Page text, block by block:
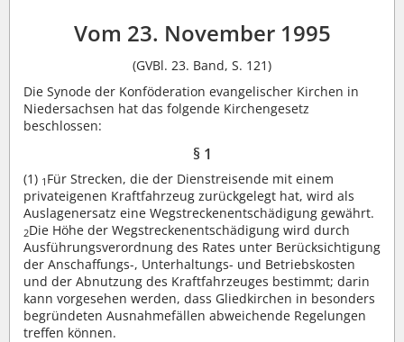
Vom 23. November 1995
(GVBl. 23. Band, S. 121)
Die Synode der Konföderation evangelischer Kirchen in
Niedersachsen hat das folgende Kirchengesetz
beschlossen:
§ 1
(1) 1 Für Strecken, die der Dienstreisende mit einem
privateigenen Kraftfahrzeug zurückgelegt hat, wird als
Auslagenersatz eine Wegstreckenentschädigung gewährt.
2Die Höhe der Wegstreckenentschädigung wird durch
Ausführungsverordnung des Rates unter Berücksichtigung
der Anschaffungs-, Unterhaltungs- und Betriebskosten
und der Abnutzung des Kraftfahrzeuges bestimmt; darin
kann vorgesehen werden, dass Gliedkirchen in besonders
begründeten Ausnahmefällen abweichende Regelungen
treffen können.